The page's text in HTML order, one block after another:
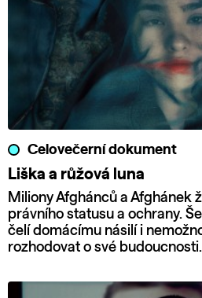
Celovečerní dokument
Liška a růžová luna
Miliony Afghánců a Afghánek
právního statusu a ochrany.
čelí domácímu násilí i
rozhodovat o své budoucnosti.